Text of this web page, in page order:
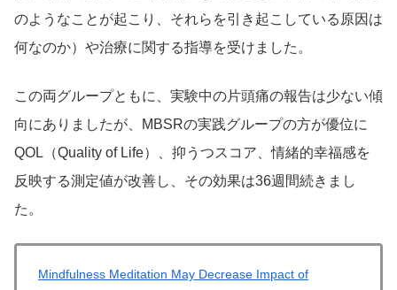
のようなことが起こり、それらを引き起こしている原因は
何なのか）や治療に関する指導を受けました。
この両グループともに、実験中の片頭痛の報告は少ない傾
向にありましたが、MBSRの実践グループの方が優位に
QOL（Quality of Life）、抑うつスコア、情緒的幸福感を
反映する測定値が改善し、その効果は36週間続きまし
た。
Mindfulness Meditation May Decrease Impact of